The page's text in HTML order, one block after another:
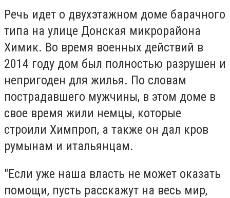
Речь идет о двухэтажном доме барачного
типа на улице Донская микрорайона
Химик. Во время военных действий в
2014 году дом был полностью разрушен и
непригоден для жилья. По словам
пострадавшего мужчины, в этом доме в
свое время жили немцы, которые
строили Химпроп, а также он дал кров
румынам и итальянцам.
"Если уже наша власть не может оказать
помощи, пусть расскажут на весь мир,